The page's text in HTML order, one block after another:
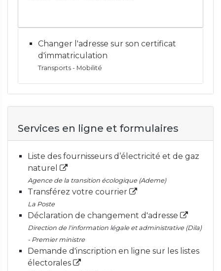
Changer l'adresse sur son certificat
d'immatriculation
Transports - Mobilité
Services en ligne et formulaires
Liste des fournisseurs d’électricité et de gaz
naturel
Agence de la transition écologique (Ademe)
Transférez votre courrier
La Poste
Déclaration de changement d'adresse
Direction de l'information légale et administrative (Dila)
- Premier ministre
Demande d'inscription en ligne sur les listes
électorales